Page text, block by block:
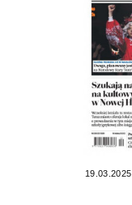
19.03.2025